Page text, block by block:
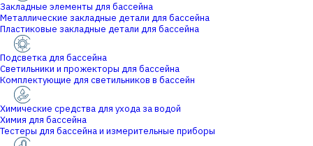
Закладные элементы для бассейна
Металлические закладные детали для бассейна
Пластиковые закладные детали для бассейна
Подсветка для бассейна
Светильники и прожекторы для бассейна
Комплектующие для светильников в бассейн
Химические средства для ухода за водой
Химия для бассейна
Тестеры для бассейна и измерительные приборы